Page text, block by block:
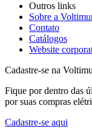
Outros links
Sobre a
Contato
Catálogos
Website
Cadastre-se na
Fique por dentro das
por suas compras
Cadastre-se aqui